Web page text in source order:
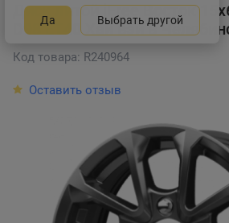
Да Выбрать другой
Диск литой iFree Восток
D98 ET40 Хай вэйв
Код товара: R240964
Оставить отзыв